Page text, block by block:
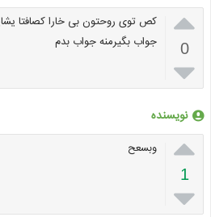

0

کص توی روحتون بی خارا کصافتا
جواب بگیرمنه جواب بدم
نویسنده

1

وبسعح